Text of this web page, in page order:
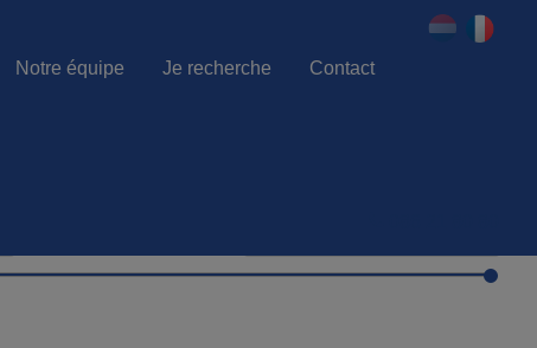
Notre équipe Je recherche Contact